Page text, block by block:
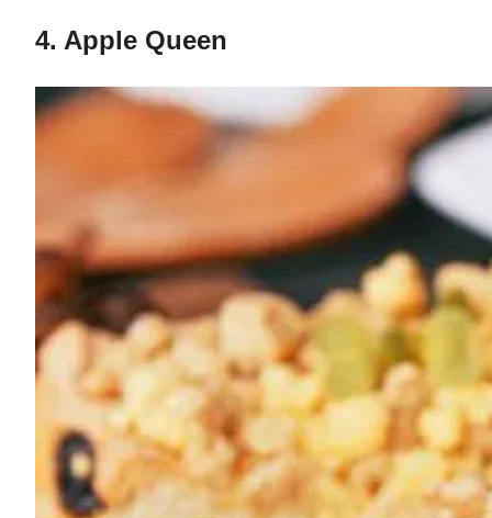
4. Apple Queen